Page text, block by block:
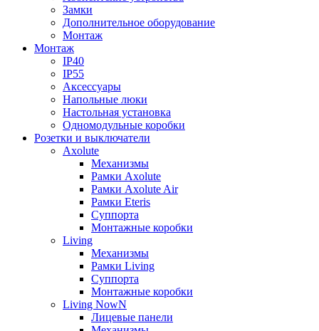
Замки
Дополнительное оборудование
Монтаж
Монтаж
IP40
IP55
Аксессуары
Напольные люки
Настольная установка
Одномодульные коробки
Розетки и выключатели
Axolute
Механизмы
Рамки Axolute
Рамки Axolute Air
Рамки Eteris
Суппорта
Монтажные коробки
Living
Механизмы
Рамки Living
Суппорта
Монтажные коробки
Living NowN
Лицевые панели